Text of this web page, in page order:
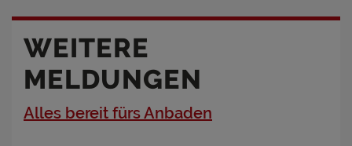
WEITERE
MELDUNGEN
Alles bereit fürs Anbaden